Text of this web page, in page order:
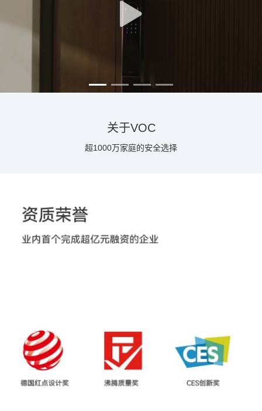
关于VOC
超1000万家庭的安全选择